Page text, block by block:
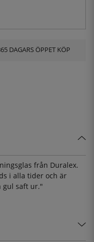
DAGARS ÖPPET KÖP
från Duralex.
i alla tider och är
gul saft ur."